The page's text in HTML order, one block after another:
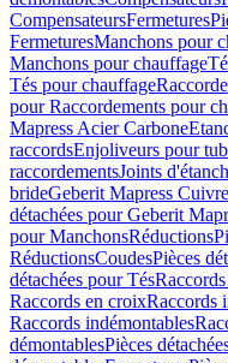
CompensateursFermetures
FermeturesManchons pour
Manchons pour chauffage
Tés pour chauffage
pour Raccordements pour
Mapress Acier Carbone
raccordsEnjoliveurs pour
raccordementsJoints
brideGeberit Mapress Cuivre
détachées pour Geberit
pour ManchonsRéductions
RéductionsCoudesPièces
détachées pour Tés
Raccords en croixRaccords
Raccords indémontables
démontablesPièces